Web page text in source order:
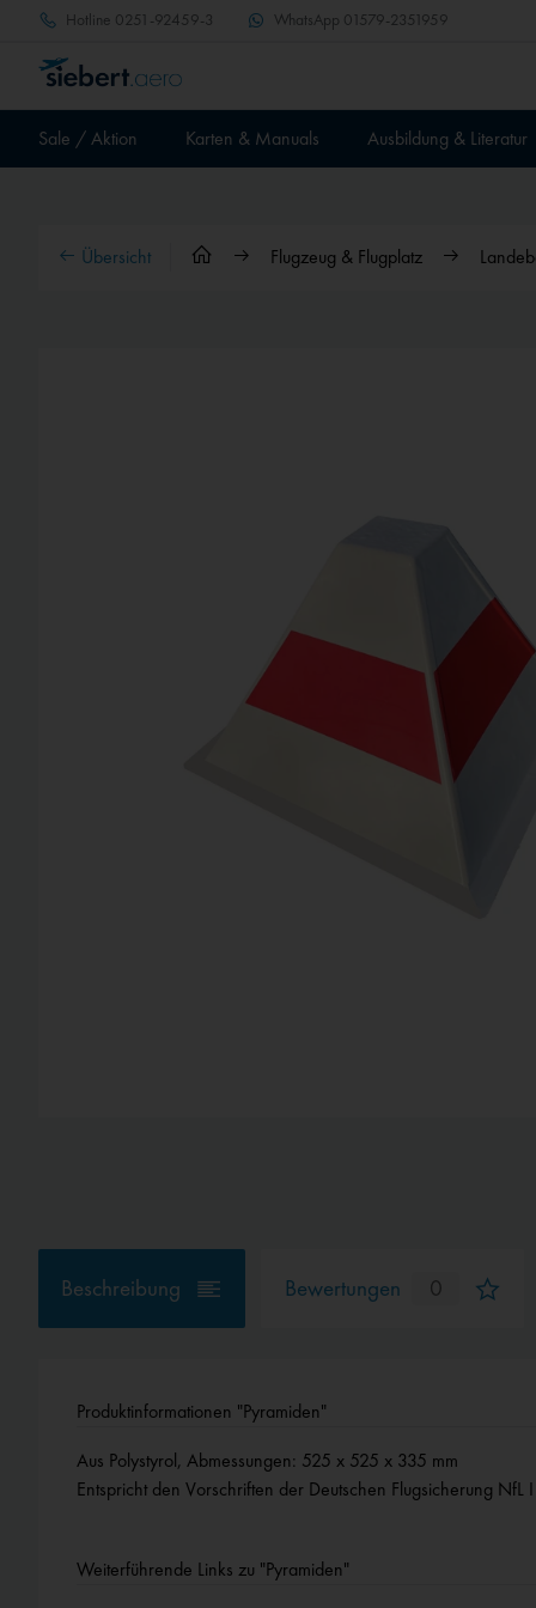
Hotline 0251-92459-3 WhatsApp 01579-2351959
Sale / Aktion Karten & Manuals Ausbildung & Literatur
Übersicht Flugzeug & Flugplatz
Beschreibung Bewertungen 0
Produktinformationen "Pyramiden"
Aus Polystyrol, Abmessungen: 525 x 525 x 335 mm
Entspricht den Vorschriften der Deutschen Flugsicherung
Weiterführende Links zu "Pyramiden"